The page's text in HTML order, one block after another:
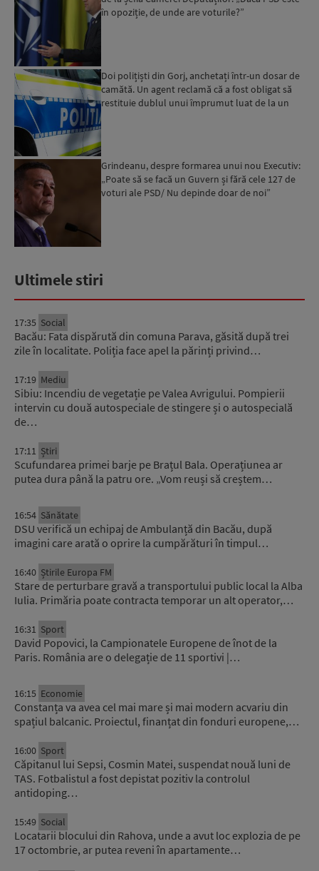
în opoziție, de unde are voturile?”
Doi polițiști din Gorj, anchetați într-un dosar de
camătă. Un agent reclamă că a fost obligat să
restituie dublul unui împrumut luat de la un
Grindeanu, despre formarea unui nou Executiv:
„Poate să se facă un Guvern și fără cele 127 de
voturi ale PSD/ Nu depinde doar de noi”
Ultimele stiri
17:35 Social
Bacău: Fata dispărută din comuna Parava, găsită după trei
zile în localitate. Poliția face apel la părinți privind…
17:19 Mediu
Sibiu: Incendiu de vegetație pe Valea Avrigului. Pompierii
intervin cu două autospeciale de stingere și o autospecială
de…
17:11 Știri
Scufundarea primei barje pe Brațul Bala. Operațiunea ar
putea dura până la patru ore. „Vom reuși să creștem…
16:54 Sănătate
DSU verifică un echipaj de Ambulanță din Bacău, după
imagini care arată o oprire la cumpărături în timpul…
16:40 Știrile Europa FM
Stare de perturbare gravă a transportului public local la Alba
Iulia. Primăria poate contracta temporar un alt operator,…
16:31 Sport
David Popovici, la Campionatele Europene de înot de la
Paris. România are o delegație de 11 sportivi |…
16:15 Economie
Constanța va avea cel mai mare și mai modern acvariu din
spațiul balcanic. Proiectul, finanțat din fonduri europene,…
16:00 Sport
Căpitanul lui Sepsi, Cosmin Matei, suspendat nouă luni de
TAS. Fotbalistul a fost depistat pozitiv la controlul
antidoping…
15:49 Social
Locatarii blocului din Rahova, unde a avut loc explozia de pe
17 octombrie, ar putea reveni în apartamente…